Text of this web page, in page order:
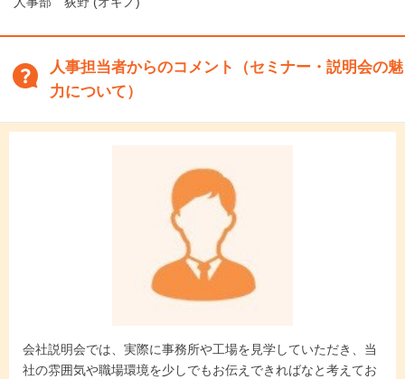
人事担当者からのコメント（セミナー・説明会の魅
力について）
会社説明会では、実際に事務所や工場を見学していただき、当
社の雰囲気や職場環境を少しでもお伝えできればなと考えてお